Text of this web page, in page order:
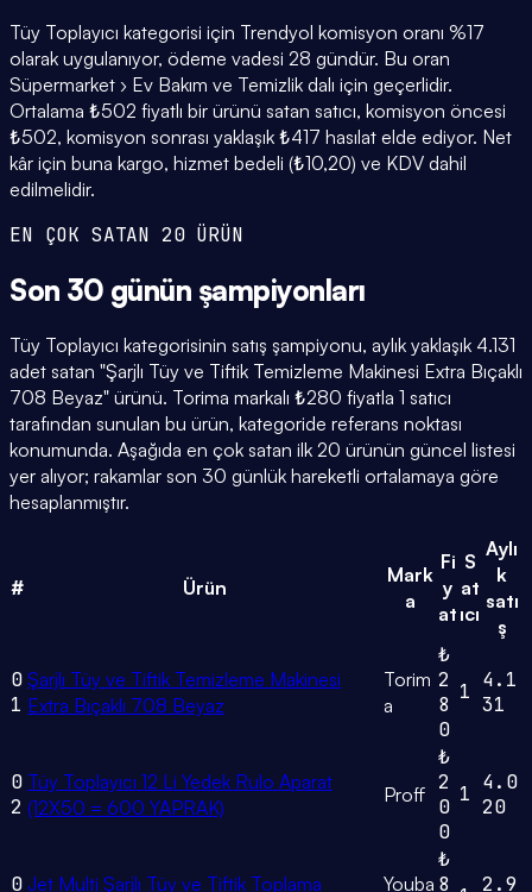
Tüy Toplayıcı kategorisi için Trendyol komisyon oranı %17
olarak uygulanıyor, ödeme vadesi 28 gündür. Bu oran
Süpermarket › Ev Bakım ve Temizlik dalı için geçerlidir.
Ortalama ₺502 fiyatlı bir ürünü satan satıcı, komisyon öncesi
₺502, komisyon sonrası yaklaşık ₺417 hasılat elde ediyor. Net
kâr için buna kargo, hizmet bedeli (₺10,20) ve KDV dahil
edilmelidir.
EN ÇOK SATAN 20 ÜRÜN
Son 30 günün şampiyonları
Tüy Toplayıcı kategorisinin satış şampiyonu, aylık yaklaşık 4.131
adet satan "Şarjlı Tüy ve Tiftik Temizleme Makinesi Extra Bıçaklı
708 Beyaz" ürünü. Torima markalı ₺280 fiyatla 1 satıcı
tarafından sunulan bu ürün, kategoride referans noktası
konumunda. Aşağıda en çok satan ilk 20 ürünün güncel listesi
yer alıyor; rakamlar son 30 günlük hareketli ortalamaya göre
hesaplanmıştır.
# Ürün
Mark
a
Fi
y
at
S
at
ıcı
Aylı
k
satı
ş
0
1
Şarjlı Tüy ve Tiftik Temizleme Makinesi
Extra Bıçaklı 708 Beyaz
Torim
a
₺
2
8
0
1 4.1
31
0
2
Tüy Toplayıcı 12 Li Yedek Rulo Aparat
(12X50 = 600 YAPRAK)
Proff
₺
2
0
0
1 4.0
20
0 Jet Multi Şarjlı Tüy ve Tiftik Toplama
Youba
₺
8
2.9